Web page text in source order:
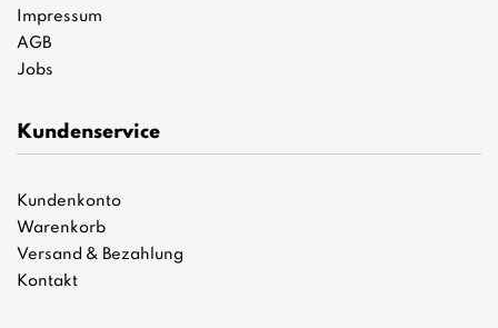
Impressum
AGB
Jobs
Kundenservice
Kundenkonto
Warenkorb
Versand & Bezahlung
Kontakt